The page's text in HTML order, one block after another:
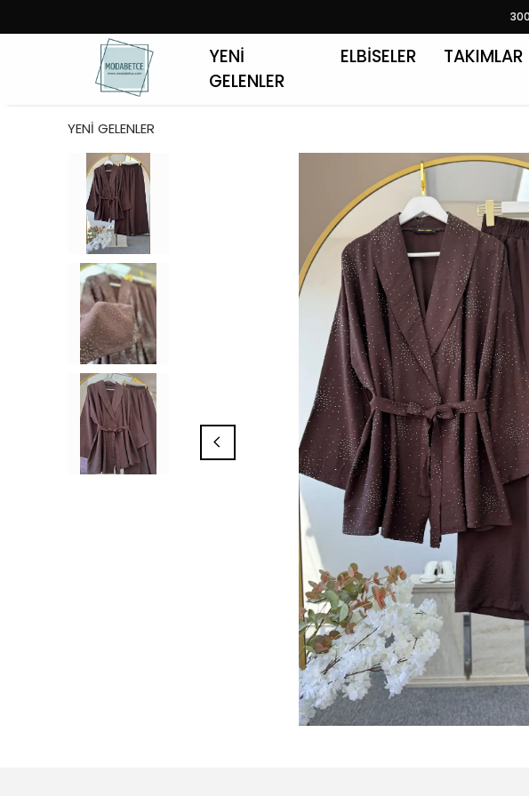
YENİ
GELENLER
ELBİSELER TAKIMLAR
YENİ GELENLER